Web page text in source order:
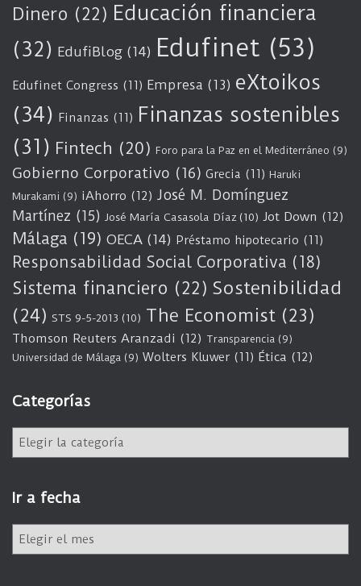
Dinero (22) Educación financiera
(32) EdufiBlog (14) Edufinet (53)
Edufinet Congress (11) Empresa (13) eXtoikos
(34) Finanzas (11) Finanzas sostenibles
(31) Fintech (20) Foro para la Paz en el Mediterráneo (9)
Gobierno Corporativo (16) Grecia (11) Haruki
Murakami (9) iAhorro (12) José M. Domínguez
Martínez (15) José María Casasola Díaz (10) Jot Down (12)
Málaga (19) OECA (14) Préstamo hipotecario (11)
Responsabilidad Social Corporativa (18)
Sistema financiero (22) Sostenibilidad
(24) STS 9-5-2013 (10) The Economist (23)
Thomson Reuters Aranzadi (12) Transparencia (9)
Universidad de Málaga (9) Wolters Kluwer (11) Ética (12)
Categorías
e
g
o
í
Ir a fecha